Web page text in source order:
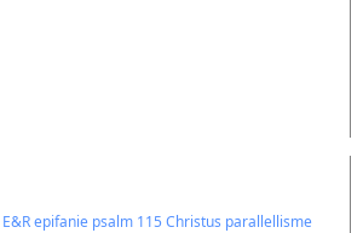
E&Repifanie psalm 115 Christus parallellisme